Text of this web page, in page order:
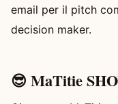
email per il pitch
decision maker.
😎 MaTitie